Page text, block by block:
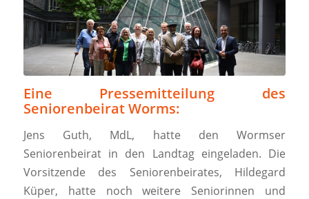
Eine Pressemitteilung des
Seniorenbeirat Worms:
Jens Guth, MdL, hatte den Wormser
Seniorenbeirat in den Landtag eingeladen. Die
Vorsitzende des Seniorenbeirates, Hildegard
Küper, hatte noch weitere Seniorinnen und